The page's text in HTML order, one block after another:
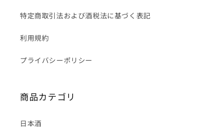
特定商取引法および酒税法に基づく表記
利用規約
プライバシーポリシー
商品カテゴリ
日本酒